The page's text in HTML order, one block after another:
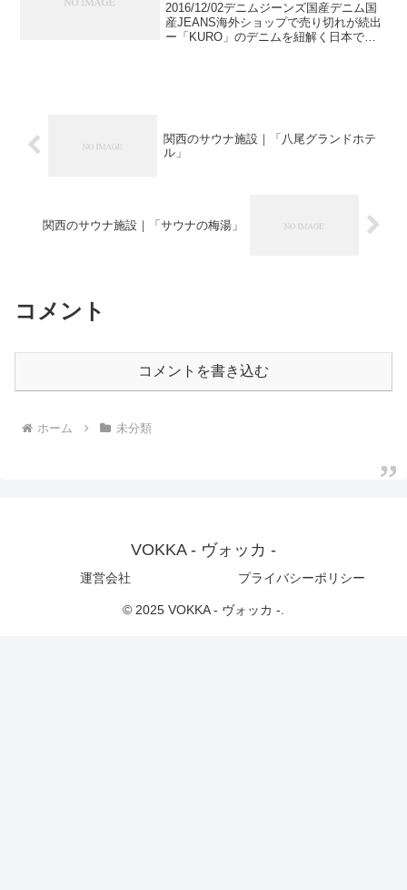
2016/12/02デニムジーンズ国産デニム国
産JEANS海外ショップで売り切れが続出
ー「KURO」のデニムを紐解く日本では
関西のサウナ施設｜「八尾グランドホテ
ル」
関西のサウナ施設｜「サウナの梅湯」
コメント
コメントを書き込む
ホーム 未分類
VOKKA - ヴォッカ -
運営会社 プライバシーポリシー
© 2025 VOKKA - ヴォッカ -.